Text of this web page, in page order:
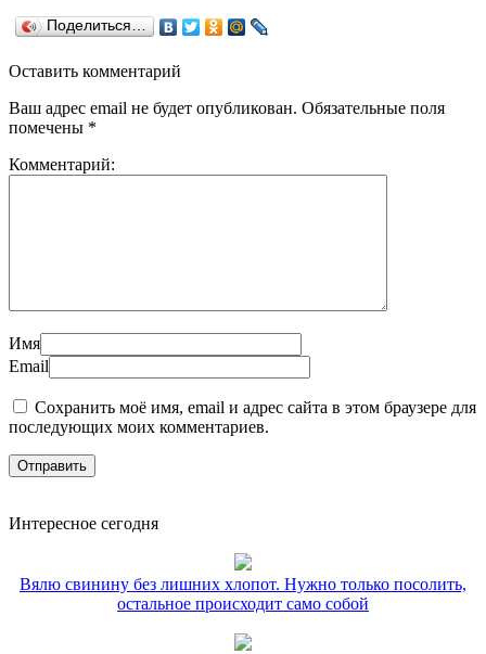
Поделиться…
Оставить комментарий
Ваш адрес email не будет опубликован. Обязательные поля
помечены *
Комментарий:
Имя
Email
Сохранить моё имя, email и адрес сайта в этом браузере для
последующих моих комментариев.
Интересное сегодня
Вялю свинину без лишних хлопот. Нужно только посолить,
остальное происходит само собой